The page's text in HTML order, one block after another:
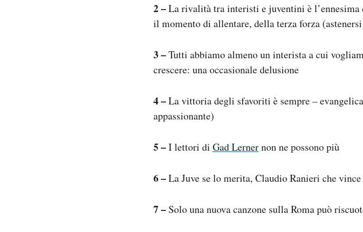
2 –La rivalità tra interisti e juventini è l’ennesima
il momento di allentare, della terza forza
3 –Tutti abbiamo almeno un interista a cui
crescere: una occasionale delusione
4 –La vittoria degli sfavoriti è sempre –
appassionante)
5 –I lettori di Gad Lernernon ne possono più
6 –La Juve se lo merita, Claudio Ranieri che
7 – Solo una nuova canzone sulla Roma può